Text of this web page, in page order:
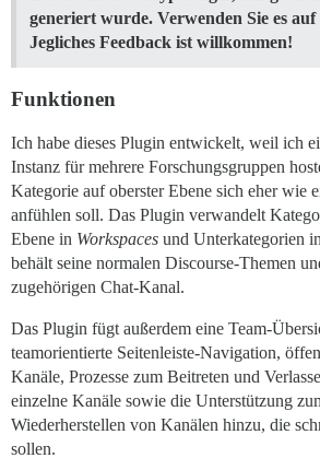
generiert wurde. Verwenden Sie es auf
Jegliches Feedback ist willkommen!
Funktionen
Ich habe dieses Plugin entwickelt, weil ich
Instanz für mehrere Forschungsgruppen
Kategorie auf oberster Ebene sich eher wie
anfühlen soll. Das Plugin verwandelt
Ebene in Workspaces und Unterkategorien in
behält seine normalen Discourse-Themen
zugehörigen Chat-Kanal.
Das Plugin fügt außerdem eine Team-
teamorientierte Seitenleiste-Navigation,
Kanäle, Prozesse zum Beitreten und
einzelne Kanäle sowie die Unterstützung
Wiederherstellen von Kanälen hinzu, die
sollen.